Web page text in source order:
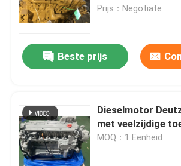
Prijs：Negotiate
Beste prijs
Dieselmotor
met veelzijdige
MOQ：1 Eenheid